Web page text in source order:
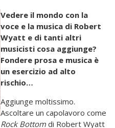
Vedere il mondo con la
voce e la musica di Robert
Wyatt e di tanti altri
musicisti cosa aggiunge?
Fondere prosa e musica è
un esercizio ad alto
rischio…
Aggiunge moltissimo.
Ascoltare un capolavoro come
Rock Bottom di Robert Wyatt